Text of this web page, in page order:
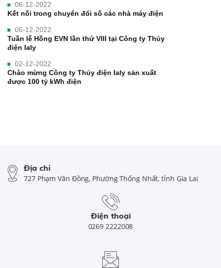
06-12-2022
Kết nối trong chuyển đổi số các nhà máy điện
05-12-2022
Tuần lễ Hồng EVN lần thứ VIII tại Công ty Thủy
điện Ialy
02-12-2022
Chào mừng Công ty Thủy điện Ialy sản xuất
được 100 tỷ kWh điện
Địa chỉ
727 Phạm Văn Đồng, Phường Thống Nhất, tỉnh Gia Lai
Điện thoại
0269 2222008